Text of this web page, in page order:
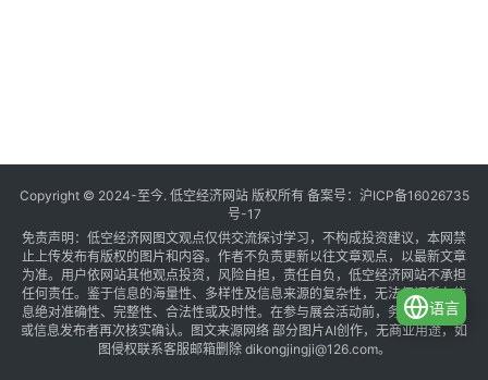
Copyright © 2024-至今. 低空经济网站 版权所有 备案号： 沪ICP备16026735
号-17
免责声明：低空经济网图文观点仅供交流探讨学习，不构成投资建议，本网禁
止上传发布有版权的图片和内容。作者不负责更新以往文章观点，以最新文章
为准。用户依网站其他观点投资，风险自担，责任自负，低空经济网站不承担
任何责任。鉴于信息的海量性、多样性及信息来源的复杂性，无法保证所有信
息绝对准确性、完整性、合法性或及时性。在参与展会活动前，务必与组织方
或信息发布者再次核实确认。图文来源网络 部分图片AI创作，无商业用途，如
图侵权联系客服邮箱删除 dikongjingji@126.com。
语言